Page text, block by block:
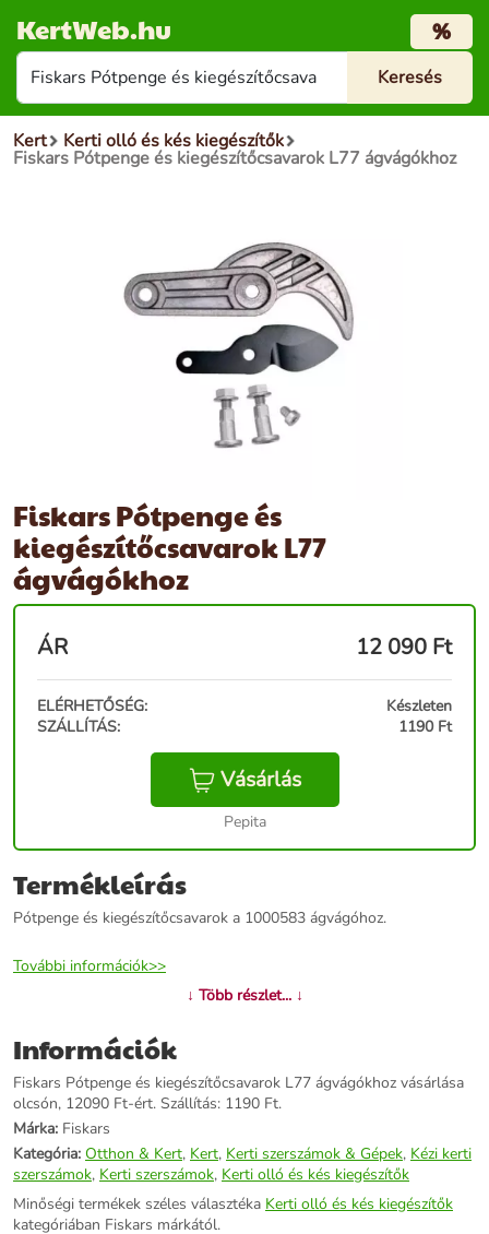
KertWeb.hu %
Kert Kerti olló és kés kiegészítők
Fiskars Pótpenge és kiegészítőcsavarok L77 ágvágókhoz
Fiskars Pótpenge és
kiegészítőcsavarok L77
ágvágókhoz
ÁR 12 090 Ft
ELÉRHETŐSÉG:
Készleten
SZÁLLÍTÁS:
1190 Ft
Vásárlás
Pepita
Termékleírás
Pótpenge és kiegészítőcsavarok a 1000583 ágvágóhoz.
További információk>>
↓ Több részlet... ↓
Információk
Fiskars Pótpenge és kiegészítőcsavarok L77 ágvágókhoz vásárlása
olcsón, 12090 Ft-ért. Szállítás: 1190 Ft.
Márka: Fiskars
Kategória: Otthon & Kert, Kert, Kerti szerszámok & Gépek, Kézi kerti
szerszámok, Kerti szerszámok, Kerti olló és kés kiegészítők
Minőségi termékek széles választéka Kerti olló és kés kiegészítők
kategóriában Fiskars márkától.